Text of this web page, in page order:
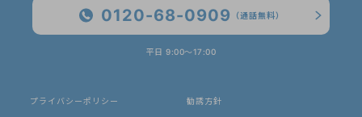
0120-68-0909 （通話無料）
平日 9:00〜17:00
プライバシーポリシー 勧誘方針